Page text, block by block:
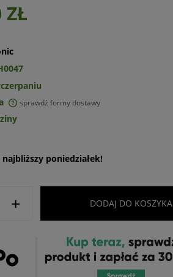
ZŁ
sprawdź formy dostawy
najbliższy poniedziałek!
+ DODAJ DO KOSZYKA